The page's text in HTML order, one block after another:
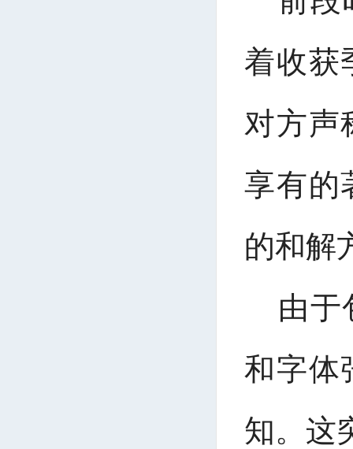
着收获
对方声
享有的
的和解
由于
和字体
知。这